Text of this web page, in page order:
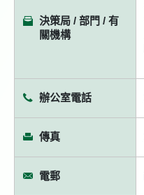
決策局 / 部門 / 有
關機構
辦公室電話
傳真
電郵